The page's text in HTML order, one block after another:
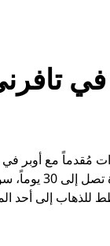
مُقدماً مع أوبر في
اطلب مشواراً قبل
للذهاب إلى أحد